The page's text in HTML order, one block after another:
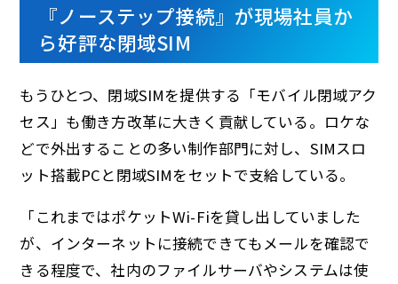
『ノーステップ接続』が現場社員か
ら好評な閉域SIM
もうひとつ、閉域SIMを提供する「モバイル閉域アク
セス」も働き方改革に大きく貢献している。ロケな
どで外出することの多い制作部門に対し、SIMスロ
ット搭載PCと閉域SIMをセットで支給している。
「これまではポケットWi-Fiを貸し出していました
が、インターネットに接続できてもメールを確認で
きる程度で、社内のファイルサーバやシステムは使